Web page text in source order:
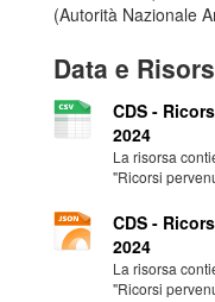
(Autorità Nazionale
Data e
CDS -
2024
La risorsa
"Ricorsi
CDS -
2024
La risorsa
"Ricorsi